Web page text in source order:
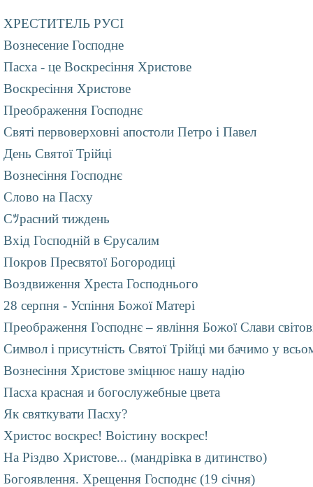
ХРЕСТИТЕЛЬ РУСІ
Вознесение Господне
Пасха - це Воскресіння Христове
Воскресіння Христове
Преображення Господнє
Святі первоверховні апостоли Петро і Павел
День Святої Трійці
Вознесіння Господнє
Слово на Пасху
Сﾂрасний тиждень
Вхід Господній в Єрусалим
Покров Пресвятої Богородиці
Воздвиження Хреста Господнього
28 серпня - Успіння Божої Матері
Преображення Господнє – явління Божої Слави
Символ і присутність Святої Трійці ми бачимо у
Вознесіння Христове зміцнює нашу надію
Пасха красная и богослужебные цвета
Як святкувати Пасху?
Христос воскрес! Воістину воскрес!
На Різдво Христове... (мандрівка в дитинство)
Богоявлення. Хрещення Господнє (19 січня)